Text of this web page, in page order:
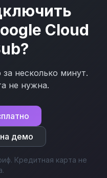
Cloud
?
несколько минут.
не нужна.
демо
Кредитная карта не